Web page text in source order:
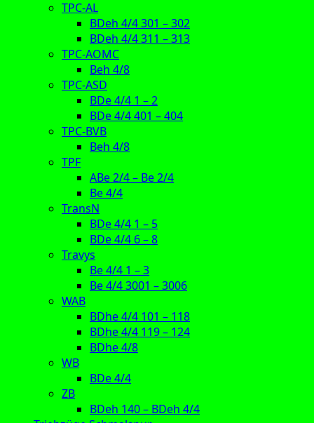
TPC-AL
BDeh 4/4 301 – 302
BDeh 4/4 311 – 313
TPC-AOMC
Beh 4/8
TPC-ASD
BDe 4/4 1 – 2
BDe 4/4 401 – 404
TPC-BVB
Beh 4/8
TPF
ABe 2/4 – Be 2/4
Be 4/4
TransN
BDe 4/4 1 – 5
BDe 4/4 6 – 8
Travys
Be 4/4 1 – 3
Be 4/4 3001 – 3006
WAB
BDhe 4/4 101 – 118
BDhe 4/4 119 – 124
BDhe 4/8
WB
BDe 4/4
ZB
BDeh 140 – BDeh 4/4